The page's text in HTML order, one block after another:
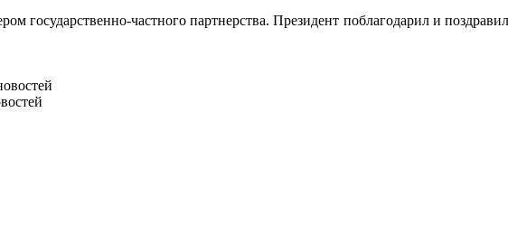
государственно-частного партнерства. Президент поблагодарил и